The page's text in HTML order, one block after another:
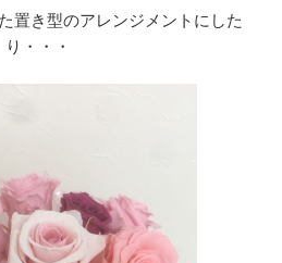
置き型のアレンジメントにした
り・・・